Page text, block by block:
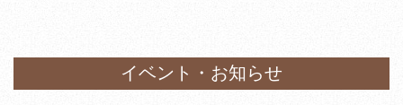
イベント・お知らせ